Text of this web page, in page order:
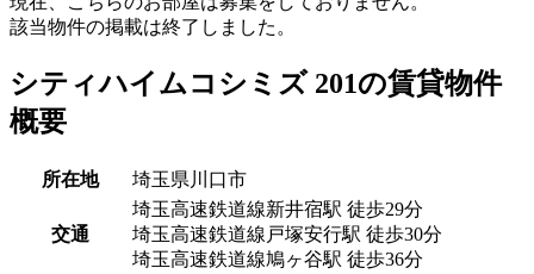
該当物件の掲載は終了しました。
シティハイムコシミズ 201の賃貸物件
概要
所在地 埼玉県川口市
交通
埼玉高速鉄道線新井宿駅 徒歩29分
埼玉高速鉄道線戸塚安行駅 徒歩30分
埼玉高速鉄道線鳩ヶ谷駅 徒歩36分